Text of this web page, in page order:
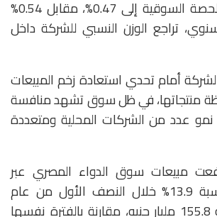
يعكس انخفاض الحصة السوقية إلى 0.47%، مقابل 0.54%
تراجع الوزن النسبي للشركة داخل
أمام تحدي استعادة زخم المبيعات
منتجاتها، في ظل سوق تشهد منافسة
عدد من الشركات المحلية ومتعددة
مبيعات سوق الدواء المصري عبر
القطاع الخاص بنسبة 13.9% خلال النصف الأول من عام
2026، لتسجل نحو 155.8 مليار جنيه، مقارنة بالفترة نفسها